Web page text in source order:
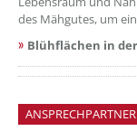
des Mähgutes, um
Blühflächen in
ANSPRECHPARTNER